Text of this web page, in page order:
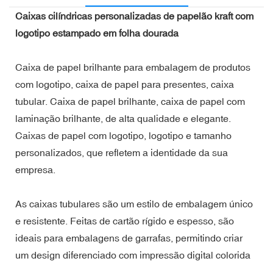
Caixas cilíndricas personalizadas de papelão kraft com
logotipo estampado em folha dourada
Caixa de papel brilhante para embalagem de produtos
com logotipo, caixa de papel para presentes, caixa
tubular. Caixa de papel brilhante, caixa de papel com
laminação brilhante, de alta qualidade e elegante.
Caixas de papel com logotipo, logotipo e tamanho
personalizados, que refletem a identidade da sua
empresa.
As caixas tubulares são um estilo de embalagem único
e resistente. Feitas de cartão rígido e espesso, são
ideais para embalagens de garrafas, permitindo criar
um design diferenciado com impressão digital colorida